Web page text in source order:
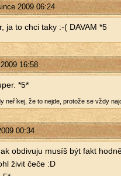
2009 06:24
ja to chci taky :-( DAVAM *5
16:58
*5*
ne­ří­kej, že to nejde, pro­to­že se vždy
00:34
ob­di­vu­ju musíš být fakt
živit čeče :D